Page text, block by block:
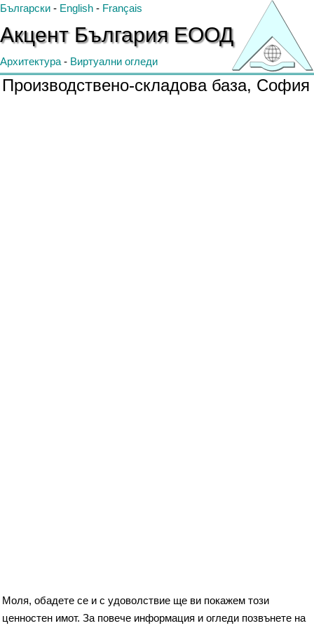
Български - English - Français
Акцент България ЕООД
Архитектура - Виртуални огледи
Производствено-складова база, София
Моля, обадете се и с удоволствие ще ви покажем този
ценностен имот. За повече информация и огледи позвънете на